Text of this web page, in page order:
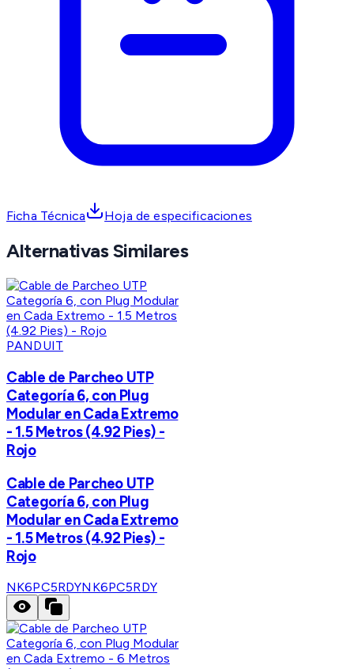
Ficha Técnica Hoja de especificaciones
Alternativas Similares
PANDUIT
Cable de Parcheo UTP
Categoría 6, con Plug
Modular en Cada Extremo
- 1.5 Metros (4.92 Pies) -
Rojo
Cable de Parcheo UTP
Categoría 6, con Plug
Modular en Cada Extremo
- 1.5 Metros (4.92 Pies) -
Rojo
NK6PC5RDYNK6PC5RDY